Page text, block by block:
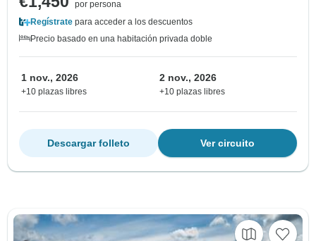
por persona
Regístrate para acceder a los descuentos
Precio basado en una habitación privada doble
1 nov., 2026
+10 plazas libres
2 nov., 2026
+10 plazas libres
Ver circuito
Descargar folleto